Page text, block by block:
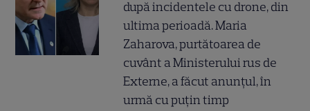
după incidentele cu drone, din
ultima perioadă. Maria
Zaharova, purtătoarea de
cuvânt a Ministerului rus de
Externe, a făcut anunțul, în
urmă cu puțin timp